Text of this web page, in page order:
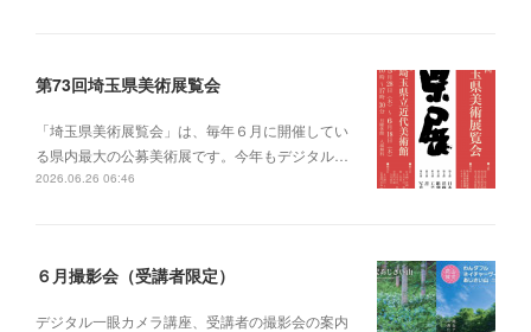
第73回埼玉県美術展覧会
「埼玉県美術展覧会」は、毎年６月に開催してい
る県内最大の公募美術展です。今年もデジタル…
2026.06.26 06:46
６月撮影会（受講者限定）
デジタル一眼カメラ講座、受講者の撮影会の案内